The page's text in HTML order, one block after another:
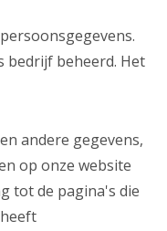
bedrijf beheerd. Het
andere gegevens,
op onze website
tot de pagina's die